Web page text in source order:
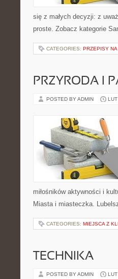
się z małych decyzji: z
proste. Zobacz kategorie
CATEGORIES: PRZEPISY NA
PRZYRODA I
POSTED BY ADMIN
miłośników aktywności i
Miasta i miasteczka.
CATEGORIES: MIEJSCA Z
TECHNIKA
POSTED BY ADMIN